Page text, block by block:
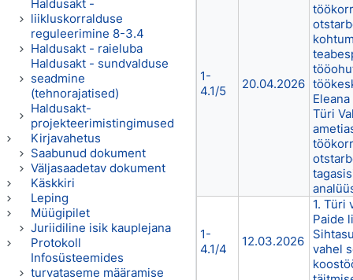
Haldusakt -
liikluskorralduse
reguleerimine 8-3.4
Haldusakt - raieluba
Haldusakt - sundvalduse
seadmine
(tehnorajatised)
Haldusakt-
projekteerimistingimused
Kirjavahetus
Saabunud dokument
Väljasaadetav dokument
Käskkiri
Leping
Müügipilet
Juriidiline isik kauplejana
Protokoll
Infosüsteemides
turvataseme määramise
1-
4.1/5
20.04.2026
Türi
1-
4.1/4
12.03.2026
1. Türi
Paide
vahel